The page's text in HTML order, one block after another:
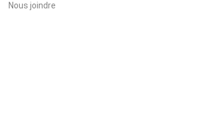
Nous joindre